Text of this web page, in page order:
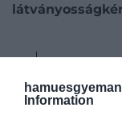
Information
adta,
uralkodó